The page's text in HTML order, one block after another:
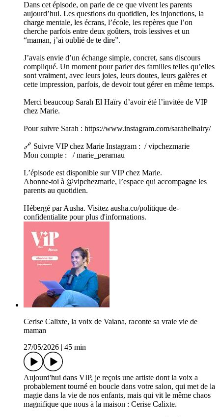
Dans cet épisode, on parle de ce que vivent les parents
aujourd’hui. Les questions du quotidien, les injonctions, la
charge mentale, les écrans, l’école, les repères que l’on
cherche parfois entre deux goûters, trois lessives et un
“maman, j’ai oublié de te dire”.
J’avais envie d’un échange simple, concret, sans discours
compliqué. Un moment pour parler des familles telles qu’elles
sont vraiment, avec leurs joies, leurs doutes, leurs galères et
cette impression, parfois, de devoir tout gérer en même temps.
Merci beaucoup Sarah El Haïry d’avoir été l’invitée de VIP
chez Marie.
Pour suivre Sarah : https://www.instagram.com/sarahelhairy/
🔗 Suivre VIP chez Marie Instagram : / vipchezmarie
Mon compte : / marie_perarnau
L’épisode est disponible sur VIP chez Marie.
Abonne-toi à @vipchezmarie, l’espace qui accompagne les
parents au quotidien.
Hébergé par Ausha. Visitez ausha.co/politique-de-
confidentialite pour plus d'informations.
Cerise Calixte, la voix de Vaiana, raconte sa vraie vie de
maman
27/05/2026
45 min
Aujourd'hui dans VIP, je reçois une artiste dont la voix a
probablement tourné en boucle dans votre salon, qui met de la
magie dans la vie de nos enfants, mais qui vit le même chaos
magnifique que nous à la maison : Cerise Calixte.